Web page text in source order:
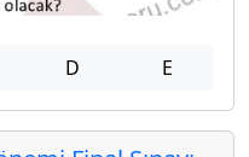
D E